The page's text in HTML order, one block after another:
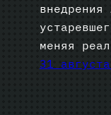
внедрения
меняя
31